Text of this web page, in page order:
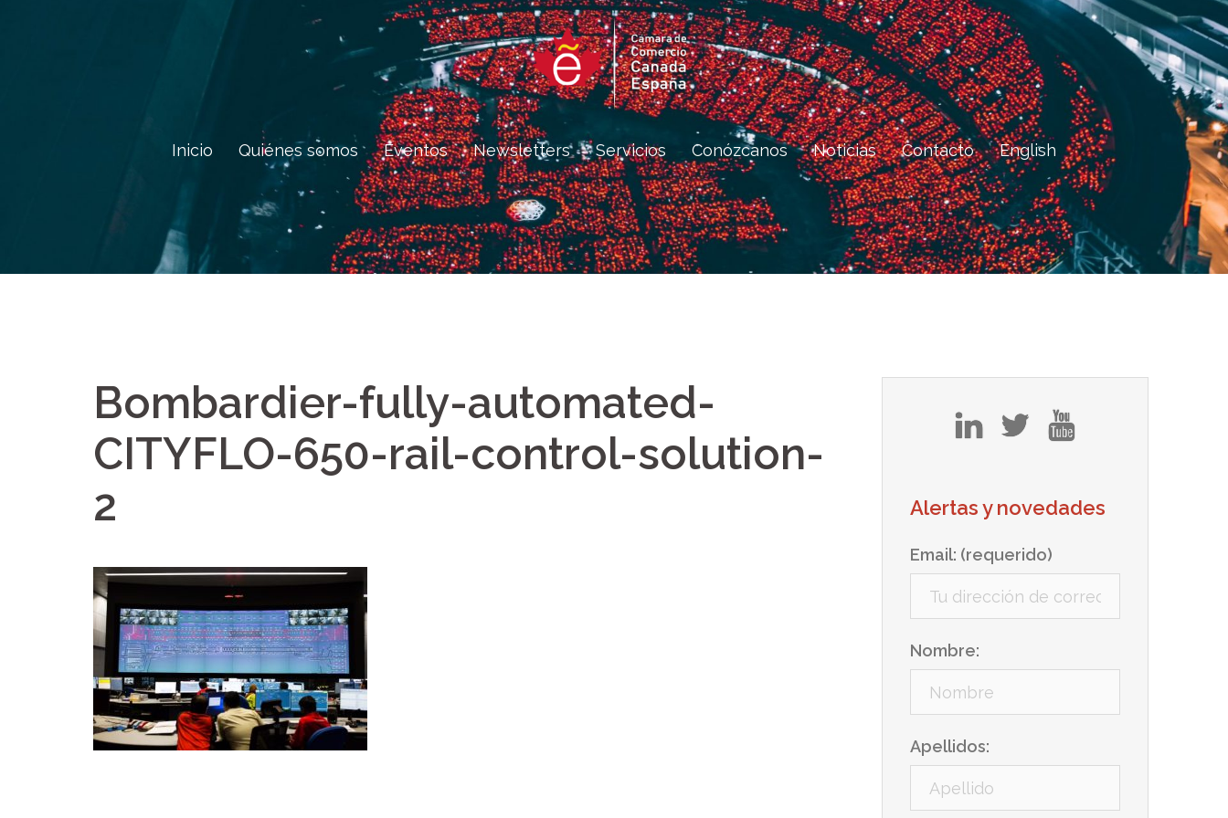
Inicio Quiénes somos Eventos Newsletters Servicios Conózcanos Noticias Contacto English
Bombardier-fully-automated-
CITYFLO-650-rail-control-solution-
2
tw
Alertas y novedades
Email: (requerido)
Nombre:
Apellidos: